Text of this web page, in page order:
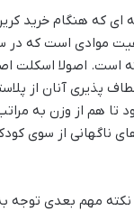
ای که هنگام خرید
موادی است که در
است. اصولا اسکلت
پذیری آنان از
هم از وزن به
ناگهانی از سوی کودک
نکته مهم بعدی توجه